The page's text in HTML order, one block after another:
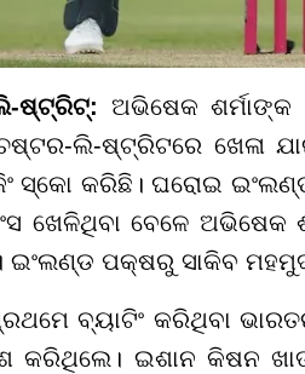
ଷ୍ଟ୍ରିଟ୍: ଅଭିଷେକ
ଲି-ଷ୍ଟ୍ରିଟରେ ଖେଳା
ସ୍କୋ କରିଛି। ଘରୋଇ
ଖେଳିଥିବା ବେଳେ ଅଭିଷେକ
ଇଂଲଣ୍ଡ ପକ୍ଷରୁ ସାକିବ
ବ୍ୟାଟିଂ କରିଥିବା
କରିଥିଲେ। ଇଶାନ କିଷନ